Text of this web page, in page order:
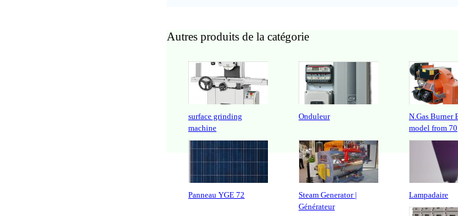
Autres produits de la catégorie
surface grinding
machine
Onduleur
N.Gas Burner
model from 70
Panneau YGE 72
Steam Generator |
Générateur
Lampadaire